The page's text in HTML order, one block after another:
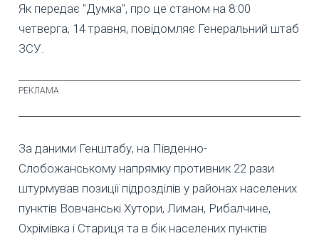
Як передає "Думка", про це станом на 8:00
четверга, 14 травня, повідомляє Генеральний штаб
ЗСУ.
За даними Генштабу, на Південно-
Слобожанському напрямку противник 22 рази
штурмував позиції підрозділів у районах населених
пунктів Вовчанські Хутори, Лиман, Рибалчине,
Охрімівка і Стариця та в бік населених пунктів